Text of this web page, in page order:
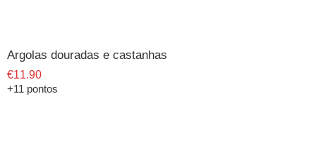
Argolas douradas e castanhas
€11.90
+11 pontos